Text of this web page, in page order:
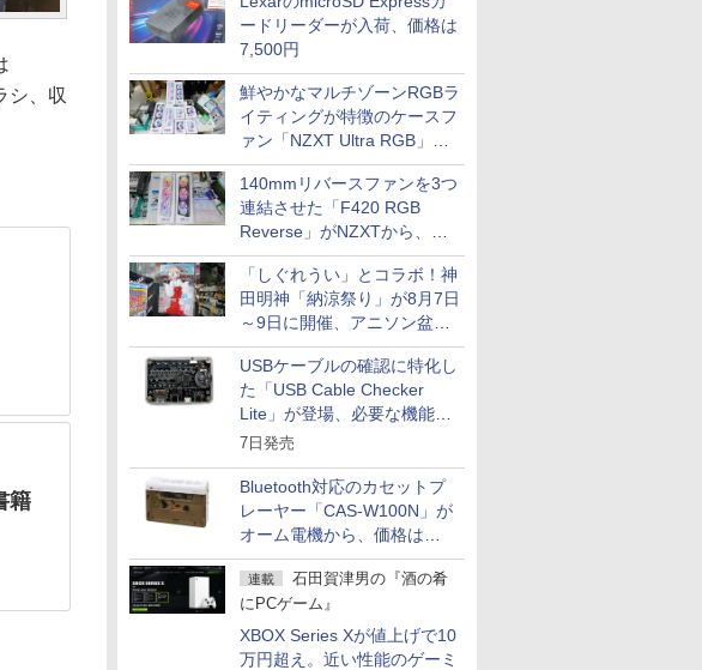
ードリーダーが入荷、価格は
7,500円
鮮やかなマルチゾーンRGBラ
イティングが特徴のケースフ
ァン「NZXT Ultra RGB」が
発売、計8製品
140mmリバースファンを3つ
連結させた「F420 RGB
Reverse」がNZXTから、単
一フレーム採用
「しぐれうい」とコラボ！神
田明神「納涼祭り」が8月7日
～9日に開催、アニソン盆踊
りや屋台グルメなどもあり
USBケーブルの確認に特化し
た「USB Cable Checker
Lite」が登場、必要な機能を
凝縮しコンパクトに
7日発売
Bluetooth対応のカセットプ
レーヤー「CAS-W100N」が
オーム電機から、価格は
5,940円
連載
石田賀津男の『酒の肴
にPCゲーム』
XBOX Series Xが値上げで10
万円超え。近い性能のゲーミ
シ、収
籍